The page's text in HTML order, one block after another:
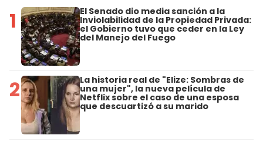
1 El Senado dio media sanción a la
Inviolabilidad de la Propiedad Privada:
el Gobierno tuvo que ceder en la Ley
del Manejo del Fuego
2 La historia real de "Elize: Sombras de
una mujer", la nueva película de
Netflix sobre el caso de una esposa
que descuartizó a su marido